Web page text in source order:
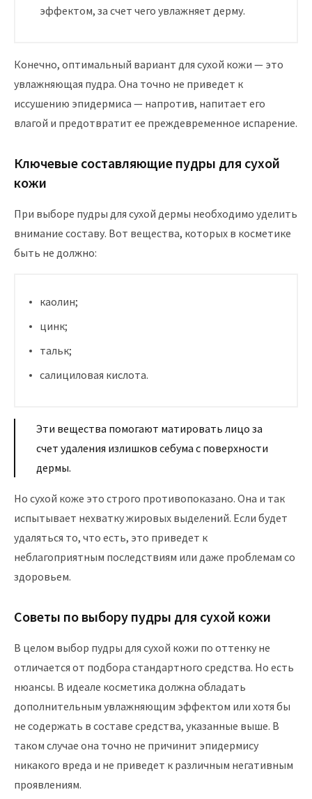
эффектом, за счет чего увлажняет дерму.
Конечно, оптимальный вариант для сухой кожи — это
увлажняющая пудра. Она точно не приведет к
иссушению эпидермиса — напротив, напитает его
влагой и предотвратит ее преждевременное испарение.
Ключевые составляющие пудры для сухой
кожи
При выборе пудры для сухой дермы необходимо уделить
внимание составу. Вот вещества, которых в косметике
быть не должно:
каолин;
цинк;
тальк;
салициловая кислота.
Эти вещества помогают матировать лицо за
счет удаления излишков себума с поверхности
дермы.
Но сухой коже это строго противопоказано. Она и так
испытывает нехватку жировых выделений. Если будет
удаляться то, что есть, это приведет к
неблагоприятным последствиям или даже проблемам со
здоровьем.
Советы по выбору пудры для сухой кожи
В целом выбор пудры для сухой кожи по оттенку не
отличается от подбора стандартного средства. Но есть
нюансы. В идеале косметика должна обладать
дополнительным увлажняющим эффектом или хотя бы
не содержать в составе средства, указанные выше. В
таком случае она точно не причинит эпидермису
никакого вреда и не приведет к различным негативным
проявлениям.